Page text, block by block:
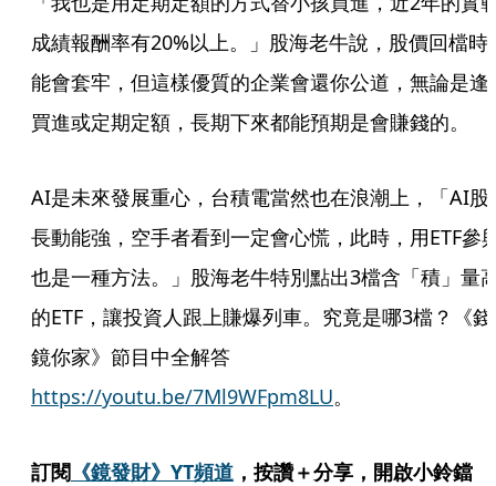
成績報酬率有20%以上。」股海老牛說，股價回檔時
能會套牢，但這樣優質的企業會還你公道，無論是逢
買進或定期定額，長期下來都能預期是會賺錢的。
AI是未來發展重心，台積電當然也在浪潮上，「AI股
長動能強，空手者看到一定會心慌，此時，用ETF參
也是一種方法。」股海老牛特別點出3檔含「積」量
的ETF，讓投資人跟上賺爆列車。究竟是哪3檔？《錢
鏡你家》節目中全解答
https://youtu.be/7Ml9WFpm8LU。
訂閱 《鏡發財》YT頻道 ，按讚＋分享，開啟小鈴鐺